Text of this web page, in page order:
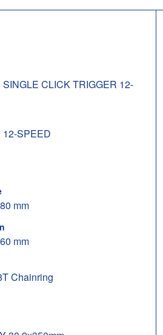
CLICK TRIGGER 12-
12-SPEED
mm
mm
Chainring